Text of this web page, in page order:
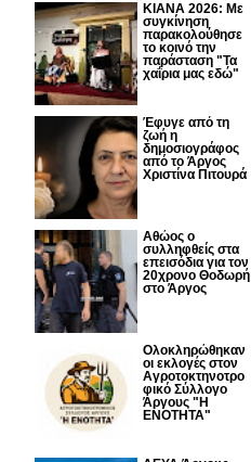
ΚΙΑΝΑ 2026: Με
συγκίνηση
παρακολούθησε
το κοινό την
παράσταση "Τα
χαΐρια μας εδώ"
Έφυγε από τη
ζωή η
δημοσιογράφος
από το Άργος
Χριστίνα Πιτουρά
Αθώος ο
συλληφθείς στα
επεισόδια για τον
20χρονο Θοδωρή
στο Άργος
Ολοκληρώθηκαν
οι εκλογές στον
Αγροτοκτηνοτρο
φικό Σύλλογο
Άργους "Η
ΕΝΟΤΗΤΑ"